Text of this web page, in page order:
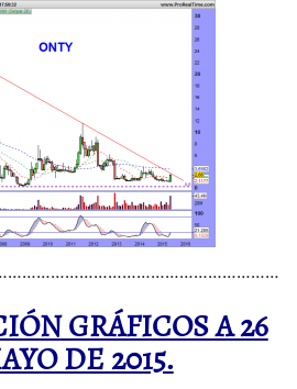
GRÁFICOS A 26
DE 2015.